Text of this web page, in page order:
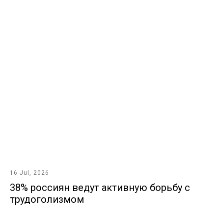
16 Jul, 2026
38% россиян ведут активную борьбу с
трудоголизмом